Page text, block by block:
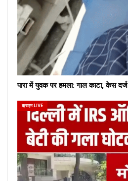
पारा में युवक पर हमला: गाल काटा, केस दर्ज
क्राइम LIVE